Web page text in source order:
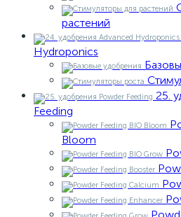
растений
Hydroponics
25.
Feeding
Bloom